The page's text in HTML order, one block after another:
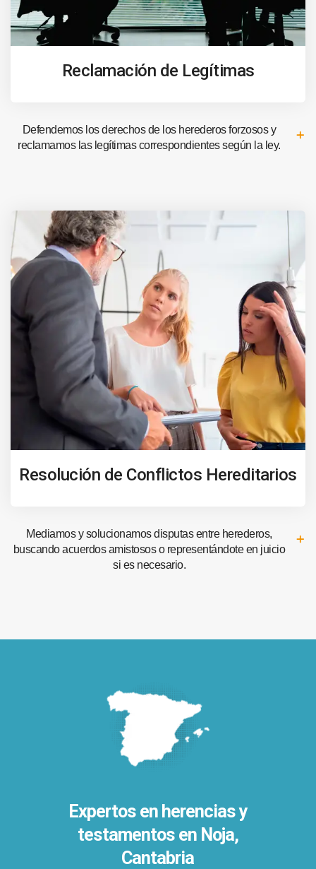
Reclamación de Legítimas
Defendemos los derechos de los herederos forzosos y
reclamamos las legítimas correspondientes según la ley.
Resolución de Conflictos Hereditarios
Mediamos y solucionamos disputas entre herederos,
buscando acuerdos amistosos o representándote en juicio
si es necesario.
Expertos en herencias y
testamentos en Noja,
Cantabria